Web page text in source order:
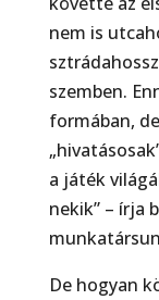
nem is
szemben.
formában,
a játék
nekik” – írja
De hogyan